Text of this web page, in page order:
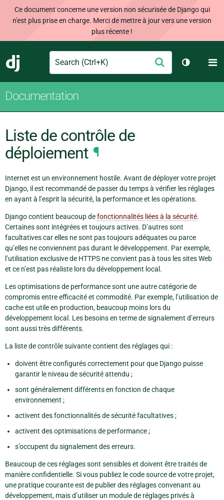
Ce document concerne une version non sécurisée de Django qui
n'est plus prise en charge. Merci de mettre à jour vers une version
plus récente !
Django
Search Envoyer
Changer
Documentation
Liste de contrôle de
déploiement ¶
Internet est un environnement hostile. Avant de déployer votre projet
Django, il est recommandé de passer du temps à vérifier les réglages
en ayant à l’esprit la sécurité, la performance et les opérations.
Django contient beaucoup defonctionnalités liées à la sécurité.
Certaines sont intégrées et toujours actives. D’autres sont
facultatives car elles ne sont pas toujours adéquates ou parce
qu’elles ne conviennent pas durant le développement. Par exemple,
l’utilisation exclusive de HTTPS ne convient pas à tous les sites Web
et ce n’est pas réaliste lors du développement local.
Les optimisations de performance sont une autre catégorie de
compromis entre efficacité et commodité. Par exemple, l’utilisation de
cache est utile en production, beaucoup moins lors du
développement local. Les besoins en terme de signalement d’erreurs
sont aussi très différents.
La liste de contrôle suivante contient des réglages qui :
doivent être configurés correctement pour que Django puisse
garantir le niveau de sécurité attendu ;
sont généralement différents en fonction de chaque
environnement ;
activent des fonctionnalités de sécurité facultatives ;
activent des optimisations de performance ;
s’occupent du signalement des erreurs.
Beaucoup de ces réglages sont sensibles et doivent être traités de
manière confidentielle. Si vous publiez le code source de votre projet,
une pratique courante est de publier des réglages convenant au
développement, mais d’utiliser un module de réglages privés à